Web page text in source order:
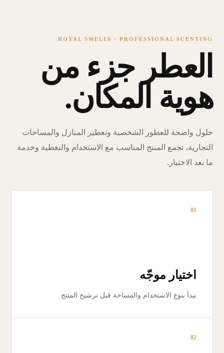
ROYAL SMELLS · PROFESSIONAL SCENTING
العطر جزء من
هوية المكان.
حلول واضحة للعطور الشخصية وتعطير المنازل والمساحات
التجارية، تجمع المنتج المناسب مع الاستخدام والتغطية وخدمة
ما بعد الاختيار.
01
اختيار موجّه
نبدأ بنوع الاستخدام والمساحة قبل ترشيح المنتج.
02